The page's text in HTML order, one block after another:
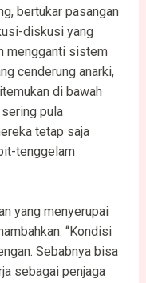
bertukar pasangan
diskusi yang
mengganti sistem
cenderung anarki,
di bawah
pula
tetap saja
tenggelam
yang menyerupai
“Kondisi
Sebabnya bisa
sebagai penjaga